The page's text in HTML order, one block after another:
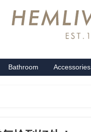
Bathroom Accessories